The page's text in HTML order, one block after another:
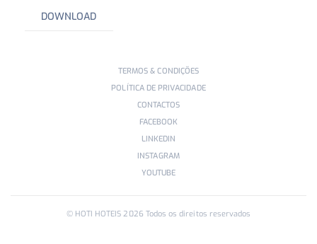
DOWNLOAD
TERMOS & CONDIÇÕES
POLÍTICA DE PRIVACIDADE
CONTACTOS
FACEBOOK
LINKEDIN
INSTAGRAM
YOUTUBE
© HOTI HOTEIS2026 Todos os direitos reservados